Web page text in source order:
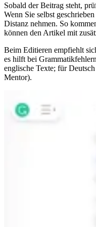
Sobald der Beitrag steht,
Wenn Sie selbst
Distanz nehmen. So
können den Artikel mit
Beim Editieren empfiehlt
es hilft bei
englische Texte; für
Mentor).